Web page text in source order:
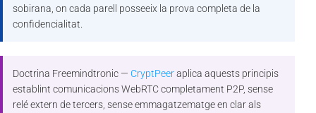
sobirana, on cada parell posseeix la prova completa de la
confidencialitat.
Doctrina Freemindtronic — CryptPeeraplica aquests principis
establint comunicacions WebRTC completament P2P, sense
relé extern de tercers, sense emmagatzematge en clar als